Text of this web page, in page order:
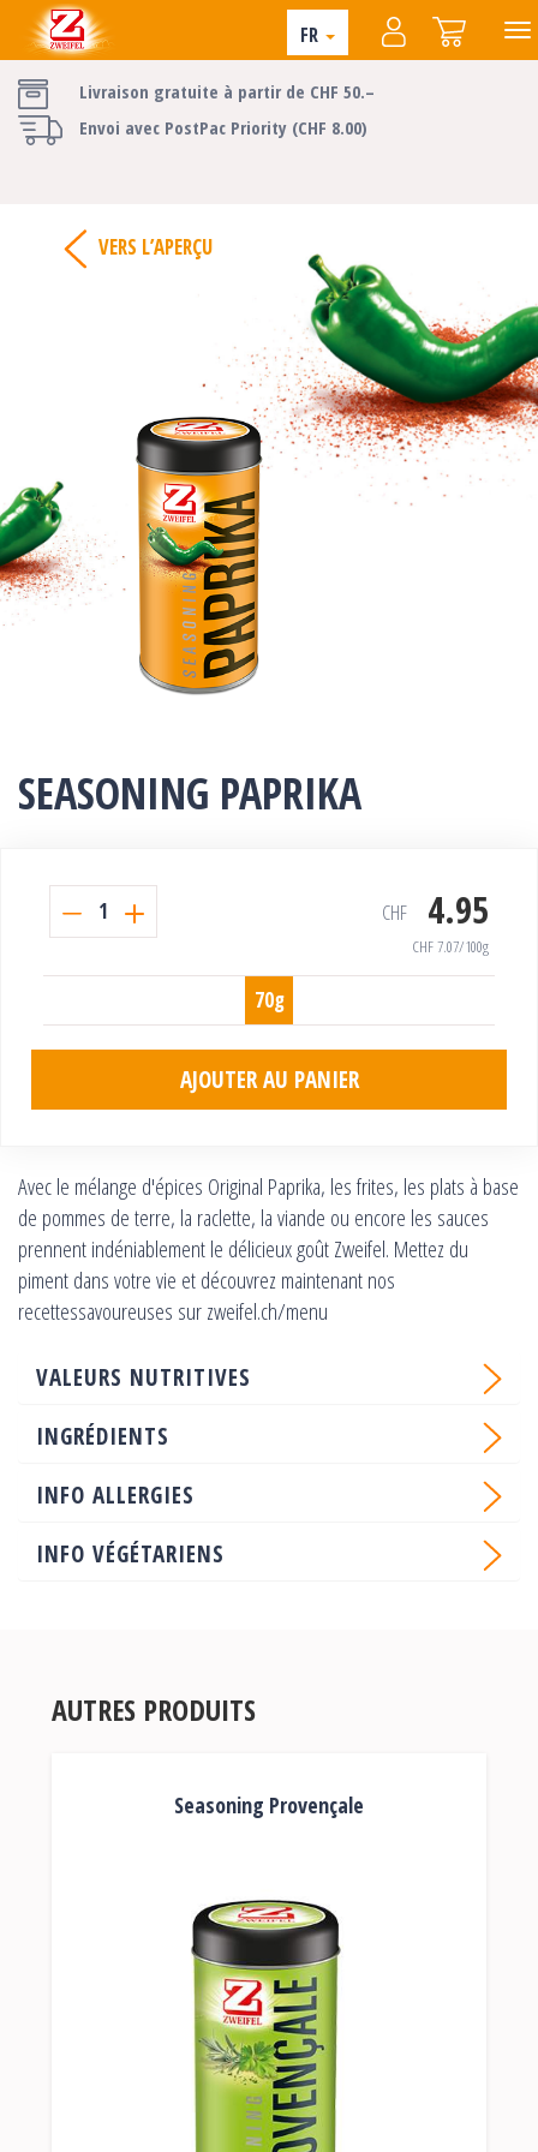
FR
Livraison gratuite à partir de CHF 50.–
Envoi avec PostPac Priority (CHF 8.00)
VERS L’APERÇU
SEASONING PAPRIKA
1 CHF 4.95
CHF7.07/100g
70g
AJOUTER AU PANIER
Avec le mélange d'épices Original Paprika, les frites, les plats à base
de pommes de terre, la raclette, la viande ou encore les sauces
prennent indéniablement le délicieux goût Zweifel. Mettez du
piment dans votre vie et découvrez maintenant nos
recettessavoureuses sur zweifel.ch/menu
VALEURS NUTRITIVES
INGRÉDIENTS
INFO ALLERGIES
INFO VÉGÉTARIENS
AUTRES PRODUITS
Seasoning Provençale